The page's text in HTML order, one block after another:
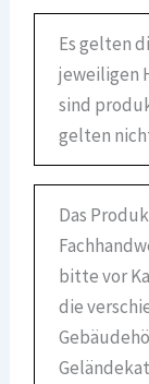
Es gelten
jeweiligen
sind
gelten
Das
bitte vor
die